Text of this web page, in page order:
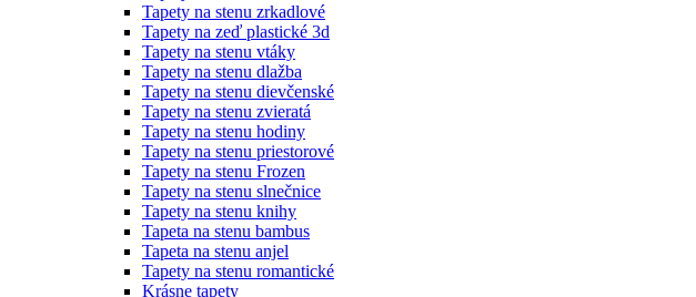
Tapety na stenu zrkadlové
Tapety na zeď plastické 3d
Tapety na stenu vtáky
Tapety na stenu dlažba
Tapety na stenu dievčenské
Tapety na stenu zvieratá
Tapety na stenu hodiny
Tapety na stenu priestorové
Tapety na stenu Frozen
Tapety na stenu slnečnice
Tapety na stenu knihy
Tapeta na stenu bambus
Tapeta na stenu anjel
Tapety na stenu romantické
Krásne tapety